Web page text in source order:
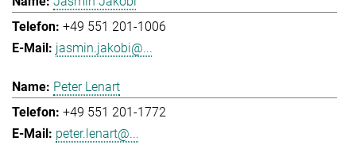
+49 551 201-1006
jasmin.jakobi@...
Peter Lenart
+49 551 201-1772
peter.lenart@...